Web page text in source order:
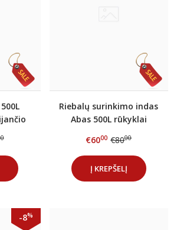
Riebalų surinkimo indas
Abas 500L rūkyklai
€6000 €8000
Į KREPŠELĮ
-8%